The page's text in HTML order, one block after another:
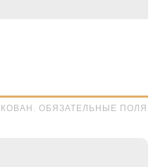
ОБЯЗАТЕЛЬНЫЕ ПОЛЯ